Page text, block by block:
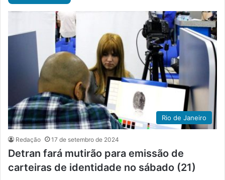
Rio de Janeiro
Redação 17 de setembro de 2024
Detran fará mutirão para emissão de
carteiras de identidade no sábado (21)